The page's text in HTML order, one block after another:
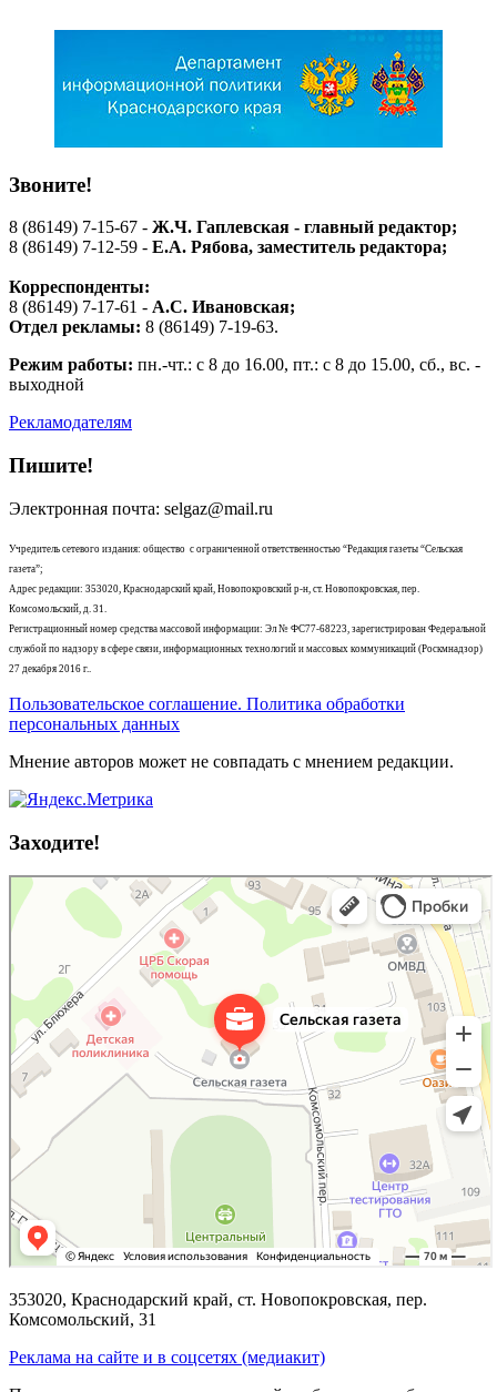
Звоните!
8 (86149) 7-15-67 - Ж.Ч. Гаплевская - главный редактор;
8 (86149) 7-12-59 - Е.А. Рябова, заместитель редактора;
Корреспонденты:
8 (86149) 7-17-61 - А.С. Ивановская;
Отдел рекламы: 8 (86149) 7-19-63.
Режим работы: пн.-чт.: с 8 до 16.00, пт.: с 8 до 15.00, сб., вс. -
выходной
Рекламодателям
Пишите!
Электронная почта: selgaz@mail.ru
Учредитель сетевого издания: общество с ограниченной ответственностью “Редакция газеты “Сельская
газета”;
Адрес редакции: 353020, Краснодарский край, Новопокровский р-н, ст. Новопокровская, пер.
Комсомольский, д. 31.
Регистрационный номер средства массовой информации: Эл № ФС77-68223, зарегистрирован Федеральной
службой по надзору в сфере связи, информационных технологий и массовых коммуникаций (Роскмнадзор)
27 декабря 2016 г..
Пользовательское соглашение. Политика обработки
персональных данных
Мнение авторов может не совпадать с мнением редакции.
Заходите!
353020, Краснодарский край, ст. Новопокровская, пер.
Комсомольский, 31
Реклама на сайте и в соцсетях (медиакит)